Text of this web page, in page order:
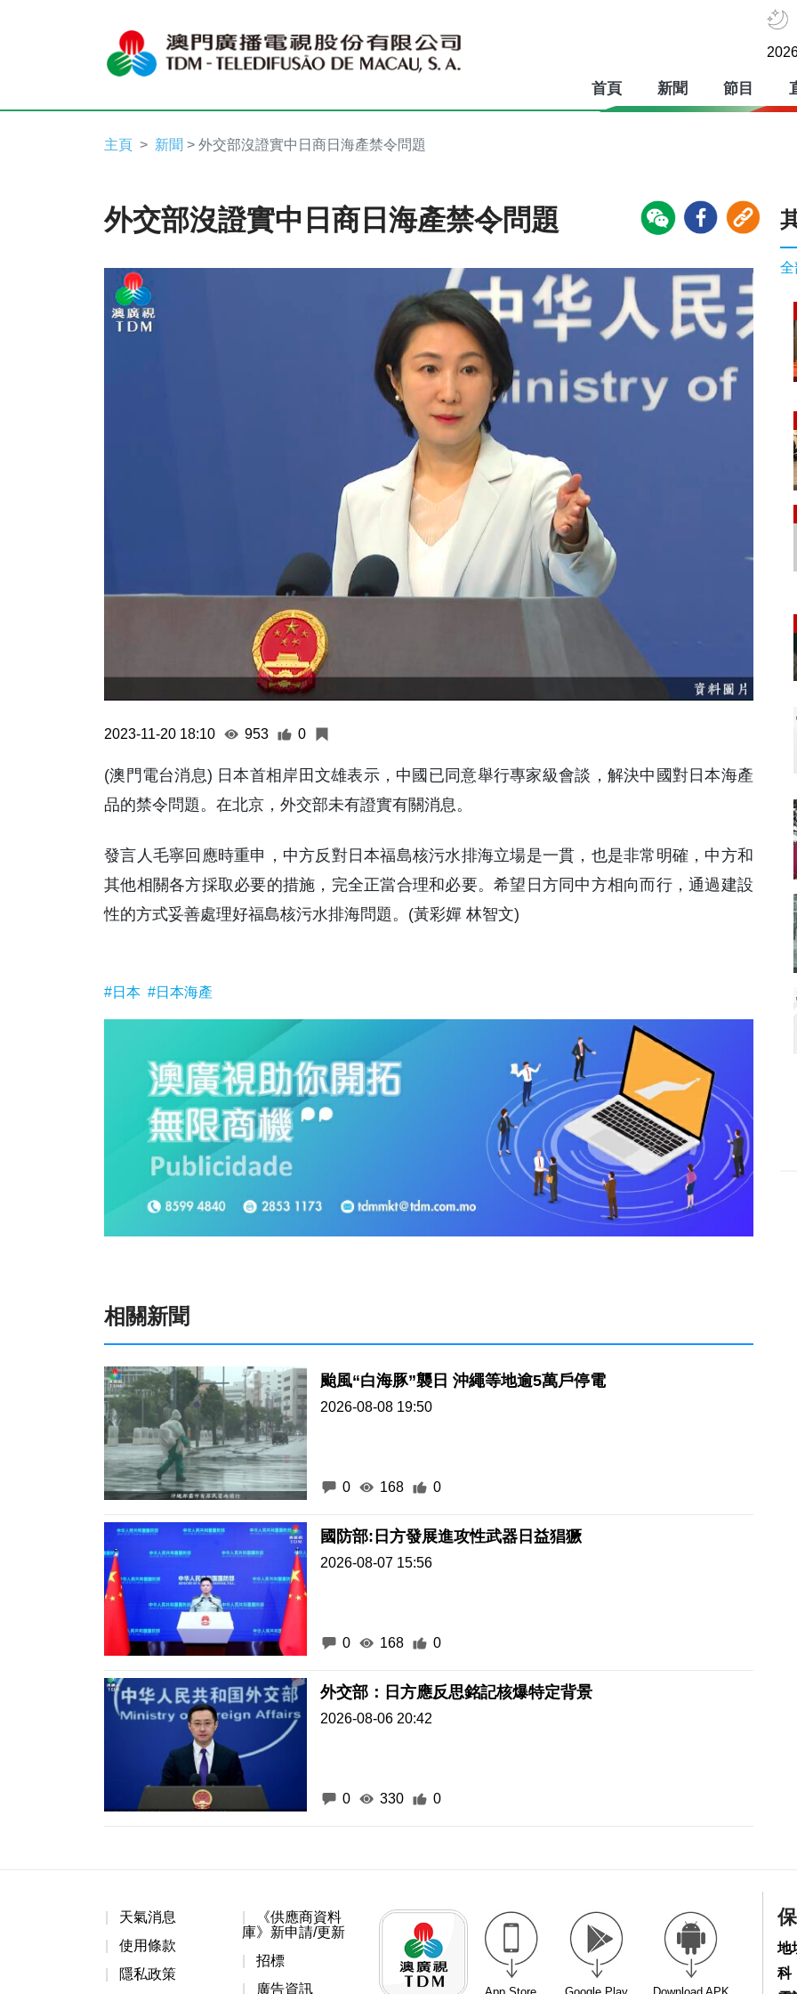
首頁 新聞 節目
主頁 新聞 > 外交部沒證實中日商日海產禁令問題
外交部沒證實中日商日海產禁令問題
2023-11-20 18:10 953 0
(澳門電台消息) 日本首相岸田文雄表示，中國已同意舉行專家級會談，解決中國對日本海產
品的禁令問題。在北京，外交部未有證實有關消息。
發言人毛寧回應時重申，中方反對日本福島核污水排海立場是一貫，也是非常明確，中方和
其他相關各方採取必要的措施，完全正當合理和必要。希望日方同中方相向而行，通過建設
性的方式妥善處理好福島核污水排海問題。(黃彩嬋 林智文)
#日本 #日本海產
相關新聞
颱風“白海豚”襲日 沖繩等地逾5萬戶停電
2026-08-08 19:50
0 168 0
國防部:日方發展進攻性武器日益猖獗
2026-08-07 15:56
0 168 0
外交部：日方應反思銘記核爆特定背景
2026-08-06 20:42
0 330 0
全
天氣消息
使用條款
隱私政策
《供應商資料
庫》新申請/更新
招標
廣告資訊
地
科